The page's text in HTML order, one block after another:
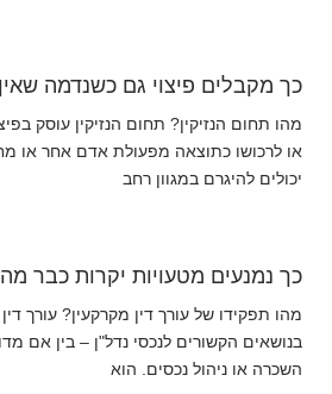
כך מקבלים פיצוי גם כשנדמה שאין
מהו תחום הנזיקין? תחום הנזיקין עוסק
או לרכושו כתוצאה מפעולת אדם אחר או
יכולים להיגרם במגוון רחב
כך נמנעים מטעויות יקרות כבר
מהו תפקידו של עורך דין מקרקעין? עורך
בנושאים הקשורים לנכסי נדל"ן – בין אם
השכרה או ניהול נכסים. הוא